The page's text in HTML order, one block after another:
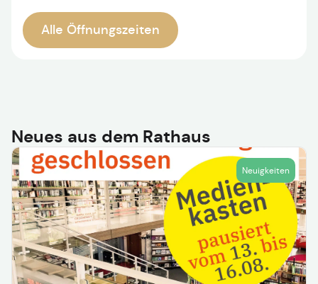
Alle Öffnungszeiten
Neues aus dem Rathaus
Neuigkeiten